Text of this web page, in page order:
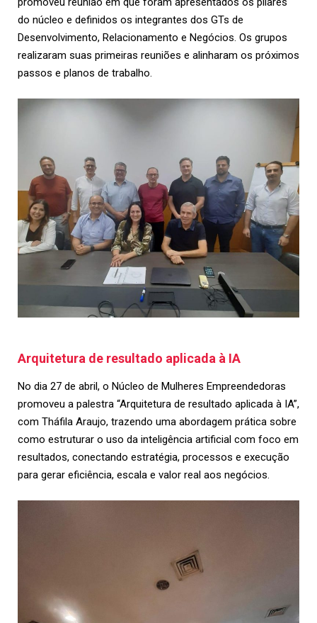
do núcleo e definidos os integrantes dos GTs de
Desenvolvimento, Relacionamento e Negócios. Os grupos
realizaram suas primeiras reuniões e alinharam os próximos
passos e planos de trabalho.
Arquitetura de resultado aplicada à IA
No dia 27 de abril, o Núcleo de Mulheres Empreendedoras
promoveu a palestra “Arquitetura de resultado aplicada à IA”,
com Tháfila Araujo, trazendo uma abordagem prática sobre
como estruturar o uso da inteligência artificial com foco em
resultados, conectando estratégia, processos e execução
para gerar eficiência, escala e valor real aos negócios.